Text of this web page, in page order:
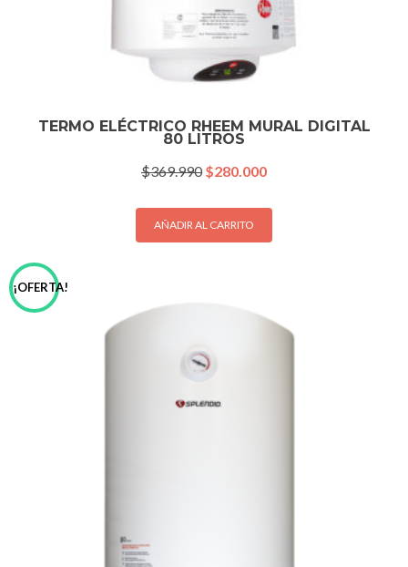
TERMO ELÉCTRICO RHEEM MURAL DIGITAL
80 LITROS
$369.990 El
original
era:
$369.990.
$280.000El
actual
$280.000.
AÑADIR AL CARRITO
¡OFERTA!